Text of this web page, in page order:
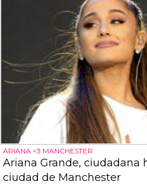
ARIANA <3 MANCHESTER
Ariana Grande, ciudadana
ciudad de Manchester